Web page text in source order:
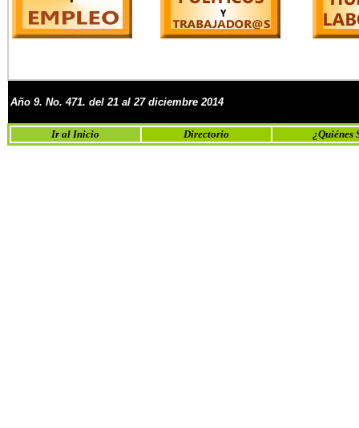
Año 9. No. 471. del 21 al 27 diciembre2014
Ir al Inicio Directorio ¿Quiénes